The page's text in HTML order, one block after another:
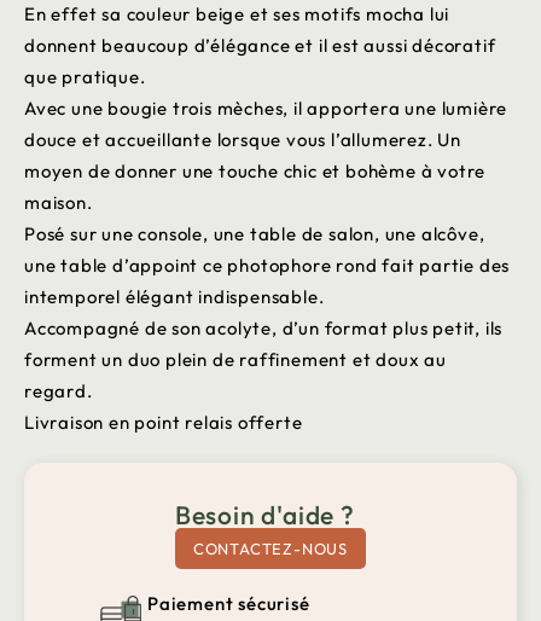
En effet sa couleur beige et ses motifs mocha lui
donnent beaucoup d’élégance et il est aussi décoratif
que pratique.
Avec une bougie trois mèches, il apportera une lumière
douce et accueillante lorsque vous l’allumerez. Un
moyen de donner une touche chic et bohème à votre
maison.
Posé sur une console, une table de salon, une alcôve,
une table d’appoint ce photophore rond fait partie des
intemporel élégant indispensable.
Accompagné de son acolyte, d’un format plus petit, ils
forment un duo plein de raffinement et doux au
regard.
Livraison en point relais offerte
Besoin d'aide ?
CONTACTEZ-NOUS
Paiement sécurisé